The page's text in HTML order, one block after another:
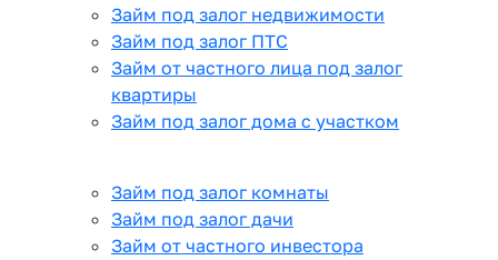
Займ под залог недвижимости
Займ под залог ПТС
Займ от частного лица под залог
квартиры
Займ под залог дома с участком
Займ под залог комнаты
Займ под залог дачи
Займ от частного инвестора